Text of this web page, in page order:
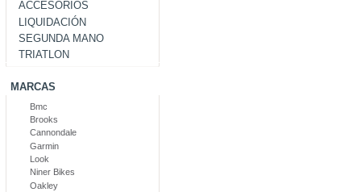
ACCESORIOS
LIQUIDACIÓN
SEGUNDA MANO
TRIATLON
MARCAS
Bmc
Brooks
Cannondale
Garmin
Look
Niner Bikes
Oakley